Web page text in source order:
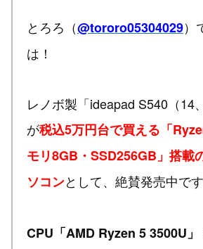
とろろ（@tororo05304029）
は！
レノボ製「ideapad S540（14
が税込5万円台で買える「
モリ8GB・SSD256GB」搭載
ソコンとして、絶賛発売中です
CPU「AMD Ryzen 5 3500U」